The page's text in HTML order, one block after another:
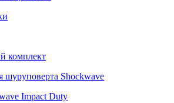
комплект
шуруповерта Shockwave
Impact Duty